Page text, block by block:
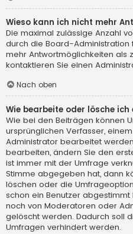
Wieso kann ich nicht mehr
Die maximal zulässige Anzahl
durch die Board-Administration
mehr Antwortmöglichkeiten als
kontaktieren Sie einen
Nach oben
Wie bearbeite oder lösche ich
Wie bei den Beiträgen können
ursprünglichen Verfasser,
Administrator bearbeitet
bearbeiten, ändern Sie den
ist immer mit der Umfrage
Stimme abgegeben hat, dann
löschen oder die
schon ein Benutzer
noch von Moderatoren oder
gelöscht werden. Dadurch soll
Umfragen verhindert werden.